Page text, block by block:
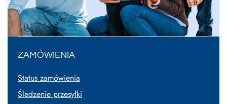
ZAMÓWIENIA
Status zamówienia
Śledzenie przesyłki